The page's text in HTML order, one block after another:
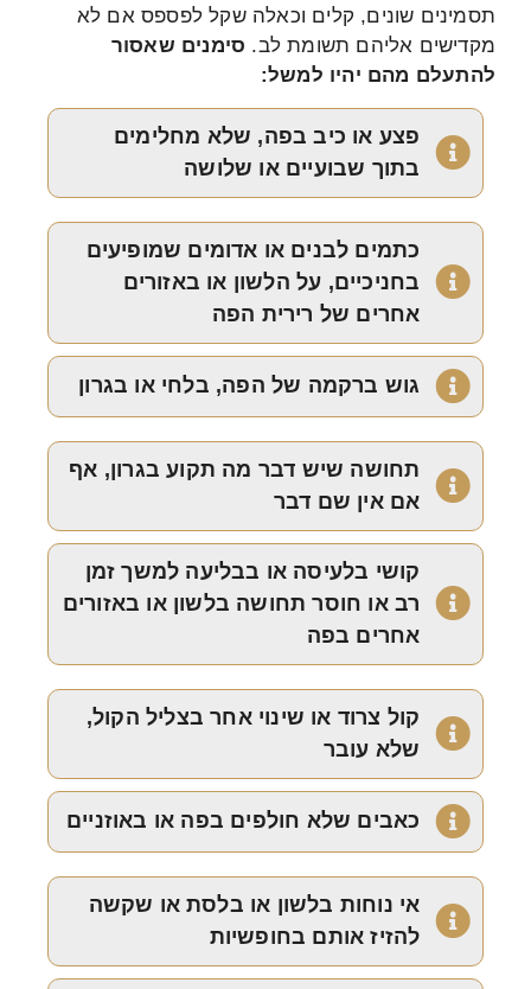
תסמינים שונים, קלים וכאלה שקל לפספס אם לא
מקדישים אליהם תשומת לב. סימנים שאסור
להתעלם מהם יהיו למשל:
פצע או כיב בפה, שלא מחלימים
בתוך שבועיים או שלושה
כתמים לבנים או אדומים שמופיעים
בחניכיים, על הלשון או באזורים
אחרים של רירית הפה
גוש ברקמה של הפה, בלחי או בגרון
תחושה שיש דבר מה תקוע בגרון, אף
אם אין שם דבר
קושי בלעיסה או בבליעה למשך זמן
רב או חוסר תחושה בלשון או באזורים
אחרים בפה
קול צרוד או שינוי אחר בצליל הקול,
שלא עובר
כאבים שלא חולפים בפה או באוזניים
אי נוחות בלשון או בלסת או שקשה
להזיז אותם בחופשיות